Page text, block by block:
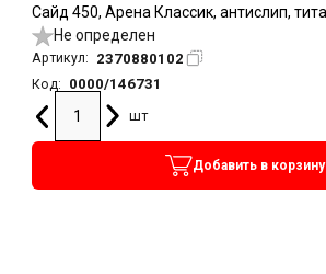
Сайд 450, Арена Классик, антислип,
Не определен
Артикул: 2370880102
Код:
0000/146731
шт
Добавить в корзину